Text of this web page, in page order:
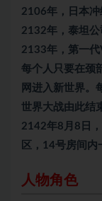
2106年，日本冲
2132年，泰坦公
2133年，第一代
每个人只要在颈
网进入新世界。
世界大战由此结
2142年8月8日
区，14号房间内
人物角色